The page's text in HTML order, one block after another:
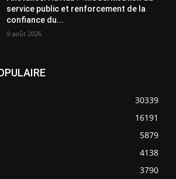
service public et renforcement de la
confiance du...
9 août 2026
30339
16191
5879
4138
3790